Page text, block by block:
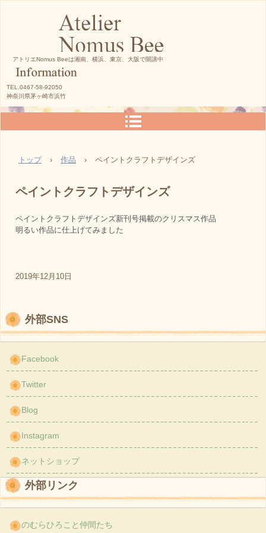
アトリエNomus Beeは湘南、横浜、東京、大阪で開講中
TEL.0467-58-92050
神奈川県茅ヶ崎市浜竹
トップ › 作品 › ペイントクラフトデザインズ
ペイントクラフトデザインズ
ペイントクラフトデザインズ新刊号掲載のクリスマス作品
明るい作品に仕上げてみました
2019年12月10日
外部SNS
Facebook
Twitter
Blog
Instagram
ネットショップ
外部リンク
のむらひろこと仲間たち